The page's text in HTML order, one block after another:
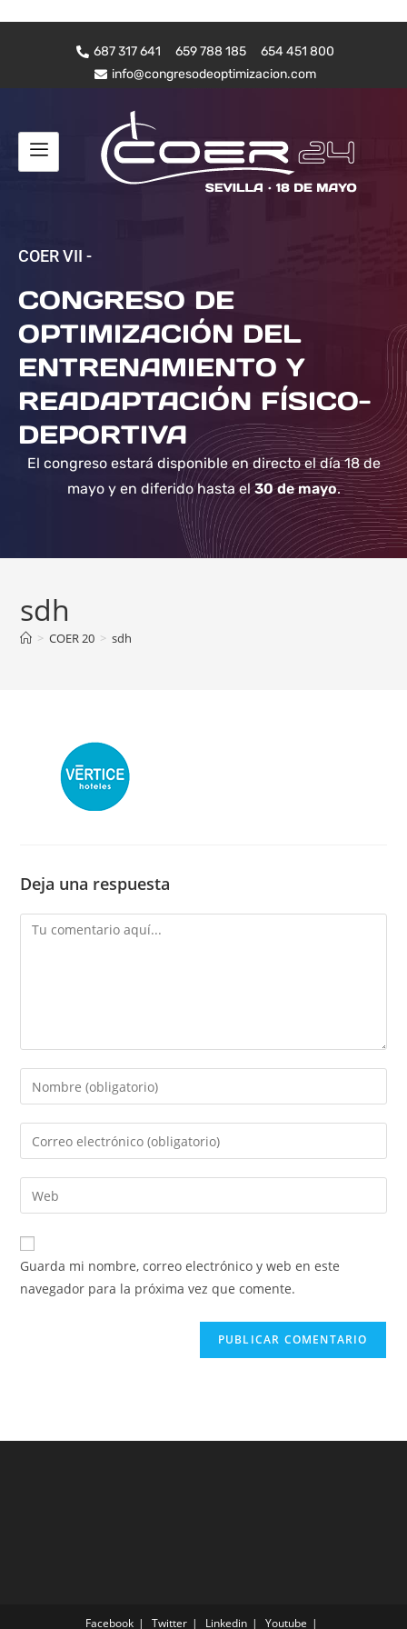
687 317 641 659 788 185
654 451 800
info@congresodeoptimizacion.com
COER VII -
CONGRESO DE
OPTIMIZACIÓN DEL
ENTRENAMIENTO Y
READAPTACIÓN FÍSICO-
DEPORTIVA
El congreso estará disponible en directo el día 18 de
mayo y en diferido hasta el30 de mayo.
sdh
> COER 20 > sdh
Deja una respuesta
Guarda mi nombre, correo electrónico y web en este
navegador para la próxima vez que comente.
Facebook Twitter Linkedin Youtube